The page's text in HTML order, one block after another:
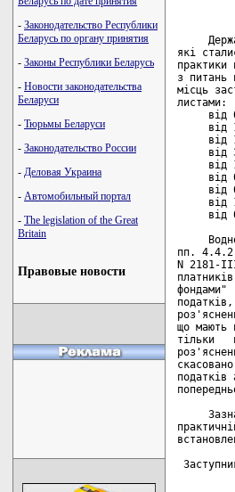
- Законодательство Республики
Беларусь по органу принятия
- Законы Республики Беларусь
- Новости законодательства
Беларуси
- Тюрьмы Беларуси
- Законодательство России
- Деловая Украина
- Автомобильный портал
- The legislation of the Great
Britain
Правовые новости
які
практики
з питань
місць
листами:
від
від
від
від
від
від
від
від
від
пп.
N 2181-
фондами"
що мають
тільки